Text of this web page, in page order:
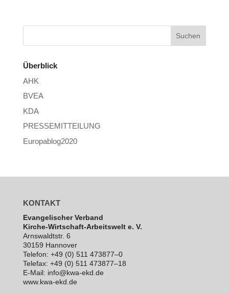
Überblick
AHK
BVEA
KDA
PRESSEMITTEILUNG
Europablog2020
KONTAKT
Evan­ge­li­scher Verband
Kirche-Wirt­schaft-Arbeits­welt e. V.
Arns­waldt­str. 6
30159 Hannover
Telefon: +49 (0) 511 473877–0
Telefax: +49 (0) 511 473877–18
E‑Mail: info@kwa-ekd.de
www.kwa-ekd.de